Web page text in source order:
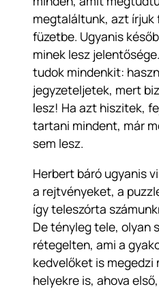
megtaláltunk, azt írjuk
füzetbe. Ugyanis
minek lesz
tudok mindenkit:
jegyzeteljetek, mert
lesz! Ha azt hiszitek,
tartani mindent, már
sem lesz.
Herbert báró ugyanis
a rejtvényeket, a
így teleszórta
De tényleg tele, olyan
rétegelten, ami a
kedvelőket is megedzi
helyekre is, ahova